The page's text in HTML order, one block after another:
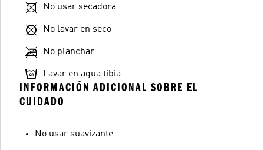
No usar secadora
No lavar en seco
No planchar
Lavar en agua tibia
INFORMACIÓN ADICIONAL SOBRE EL
CUIDADO
No usar suavizante